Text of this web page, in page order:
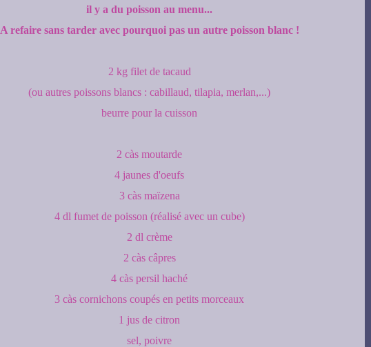
il y a du poisson au menu...
A refaire sans tarder avec pourquoi pas un autre poisson blanc !
2 kg filet de tacaud
(ou autres poissons blancs : cabillaud, tilapia, merlan,...)
beurre pour la cuisson
2 càs moutarde
4 jaunes d'oeufs
3 càs maïzena
4 dl fumet de poisson (réalisé avec un cube)
2 dl crème
2 càs câpres
4 càs persil haché
3 càs cornichons coupés en petits morceaux
1 jus de citron
sel, poivre